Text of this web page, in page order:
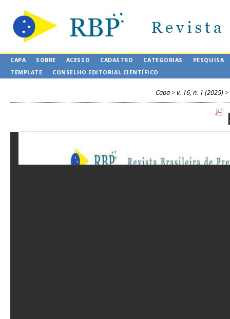
CAPA SOBRE ACESSO CADASTRO CATEGORIAS
PESQUISA
TEMPLATE
CONSELHO EDITORIAL CIENTÍFICO
Capa >v. 16, n. 1 (2025) >